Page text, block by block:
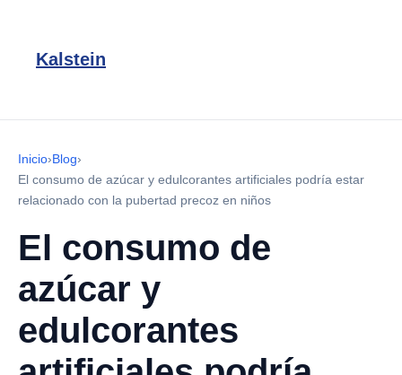
Kalstein
Inicio›Blog›
El consumo de azúcar y edulcorantes artificiales podría estar
relacionado con la pubertad precoz en niños
El consumo de
azúcar y
edulcorantes